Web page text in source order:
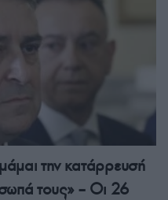
την κατάρρευσή
τους» – Οι 26